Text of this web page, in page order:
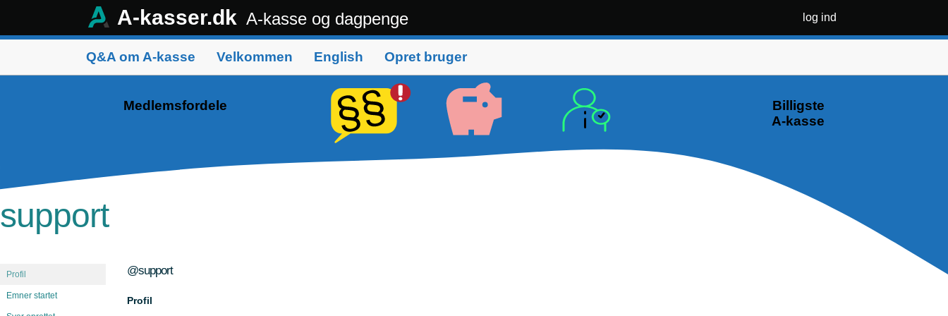
A-kasser.dk A-kasse og dagpenge log ind
Q&A om A-kasse Velkommen English Opret bruger
Medlemsfordele
Billigste
A-kasse
support
Profil
Emner startet
@support
Profil